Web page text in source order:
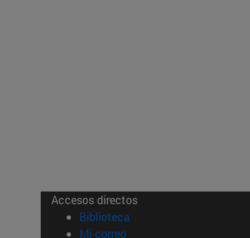
Accesos directos
Biblioteca (abre en nueva
Mi correo(abre en nueva ventana)